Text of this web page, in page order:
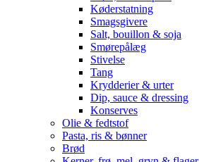
Køderstatning
Smagsgivere
Salt, bouillon & soja
Smørepålæg
Stivelse
Tang
Krydderier & urter
Dip, sauce & dressing
Konserves
Olie & fedtstof
Pasta, ris & bønner
Brød